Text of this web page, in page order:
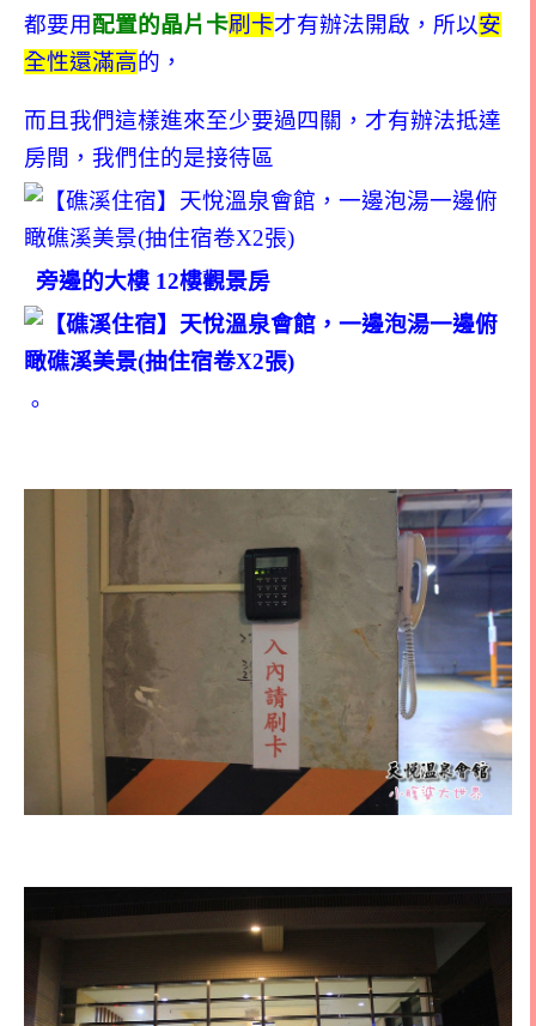
都要用配置的晶片卡刷卡才有辦法開啟，所以安
全性還滿高的，
而且我們這樣進來至少要過四關，才有辦法抵達
房間，我們住的是接待區
旁邊的大樓 12樓觀景房
。